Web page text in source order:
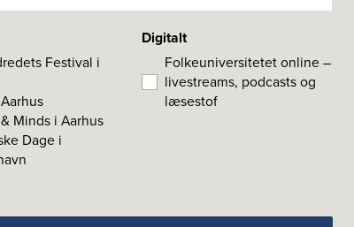
Festival i
Minds i Aarhus
Dage i
Digitalt
Folkeuniversitetet online –
livestreams, podcasts og
læsestof